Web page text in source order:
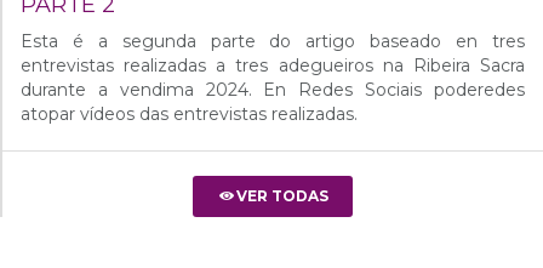
Esta é a segunda parte do artigo baseado en tres
entrevistas realizadas a tres adegueiros na Ribeira Sacra
durante a vendima 2024. En Redes Sociais poderedes
atopar vídeos das entrevistas realizadas.
VER TODAS